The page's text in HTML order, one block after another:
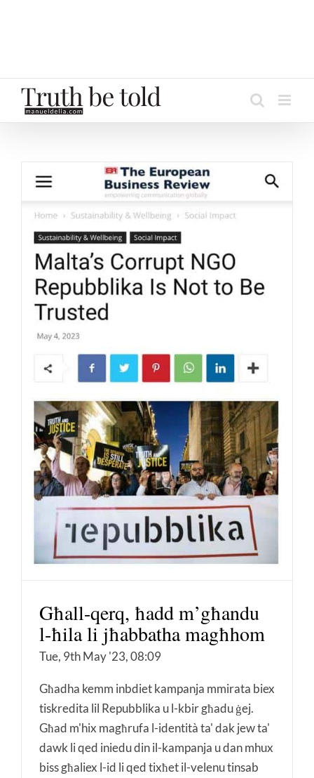
Għall-qerq, ħadd m’għandu
l-ħila li jħabbatha magħhom
Tue, 9th May '23, 08:09
Għadha kemm inbdiet kampanja mmirata biex
tiskredita lil Repubblika u l-kbir għadu ġej.
Għad m'hix magħrufa l-identità ta' dak jew ta'
dawk li qed iniedu din il-kampanja u dan mhux
biss għaliex l-id li qed tixħet il-velenu tinsab